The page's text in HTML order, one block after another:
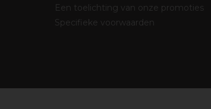
Een toelichting van onze promoties
Specifieke voorwaarden